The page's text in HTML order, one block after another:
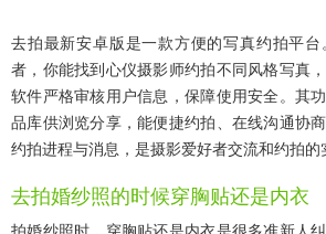
去拍最新安卓版是一款方便的写真约拍平
者，你能找到心仪摄影师约拍不同风格写真
软件严格审核用户信息，保障使用安全。其
品库供浏览分享，能便捷约拍、在线沟通协
约拍进程与消息，是摄影爱好者交流和约拍的
去拍婚纱照的时候穿胸贴还是内衣
拍婚纱照时，穿胸贴还是内衣是很多准新人